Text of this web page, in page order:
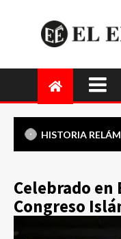
HISTORIA
Celebrado en
Congreso